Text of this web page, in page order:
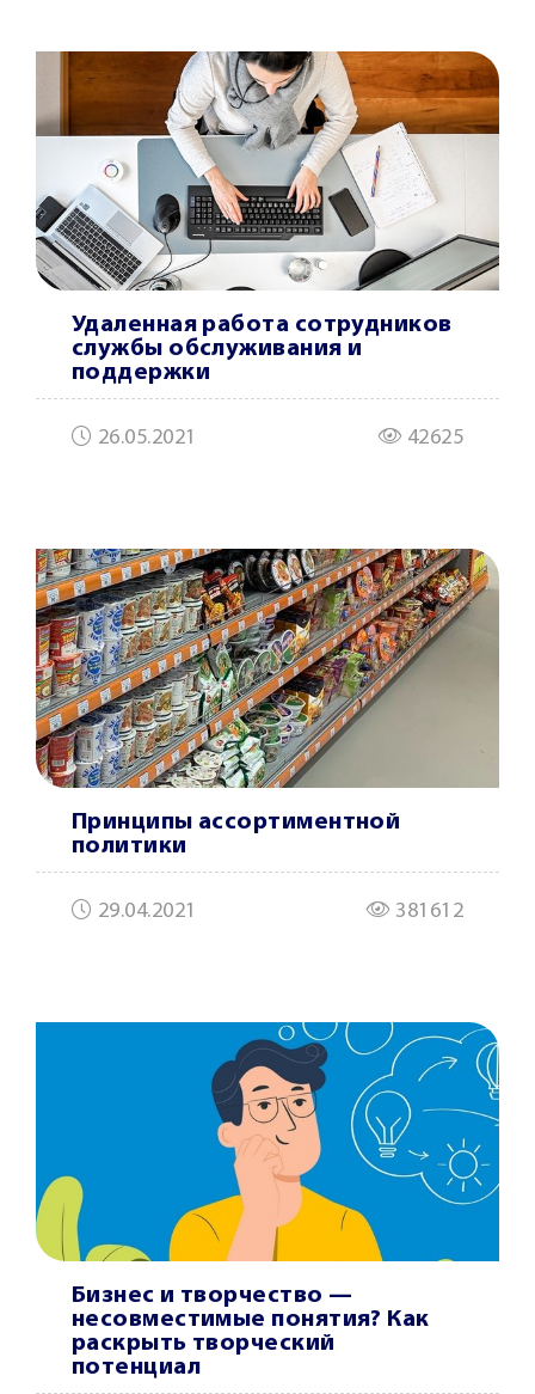
Удаленная работа сотрудников
службы обслуживания и
поддержки
26.05.2021 42625
Принципы ассортиментной
политики
29.04.2021 381612
Бизнес и творчество —
несовместимые понятия? Как
раскрыть творческий
потенциал